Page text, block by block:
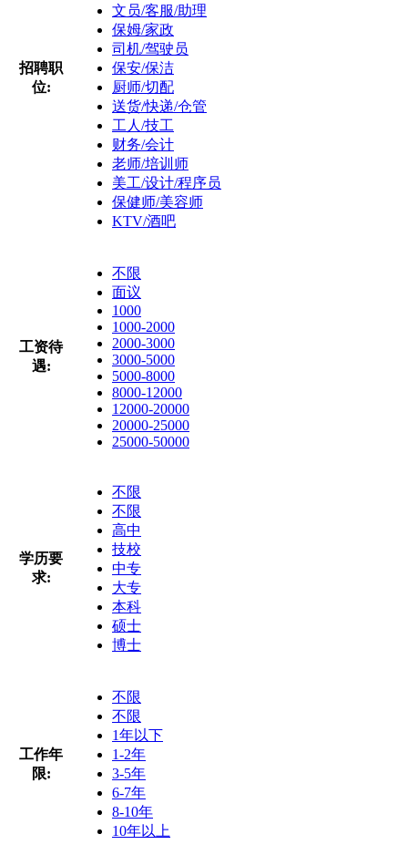
招聘职
位:
文员/客服/助理
保姆/家政
司机/驾驶员
保安/保洁
厨师/切配
送货/快递/仓管
工人/技工
财务/会计
老师/培训师
美工/设计/程序员
保健师/美容师
KTV/酒吧
工资待
遇:
不限
面议
1000
1000-2000
2000-3000
3000-5000
5000-8000
8000-12000
12000-20000
20000-25000
25000-50000
学历要
求:
不限
不限
高中
技校
中专
大专
本科
硕士
博士
工作年
限:
不限
不限
1年以下
1-2年
3-5年
6-7年
8-10年
10年以上